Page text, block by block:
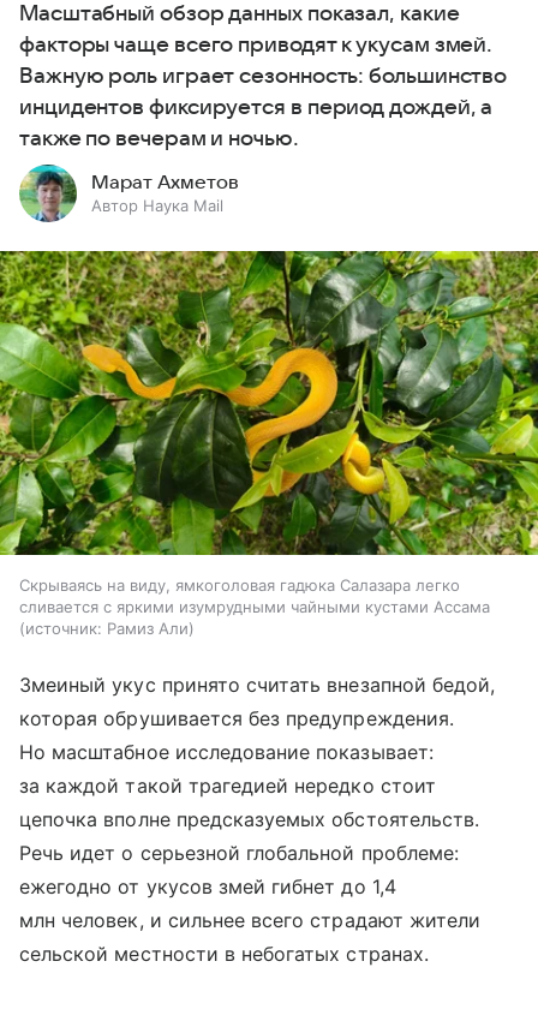
Масштабный обзор данных показал, какие
факторы чаще всего приводят к укусам змей.
Важную роль играет сезонность: большинство
инцидентов фиксируется в период дождей, а
также по вечерам и ночью.
Марат Ахметов
Автор Наука Mail
Скрываясь на виду, ямкоголовая гадюка Салазара легко
сливается с яркими изумрудными чайными кустами Ассама
источник: Рамиз Али
Змеиный укус принято считать внезапной бедой,
которая обрушивается без предупреждения.
Но масштабное исследование показывает:
за каждой такой трагедией нередко стоит
цепочка вполне предсказуемых обстоятельств.
Речь идет о серьезной глобальной проблеме:
ежегодно от укусов змей гибнет до 1,4
млн человек, и сильнее всего страдают жители
сельской местности в небогатых странах.